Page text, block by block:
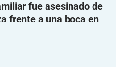
fue asesinado de
frente a una boca en